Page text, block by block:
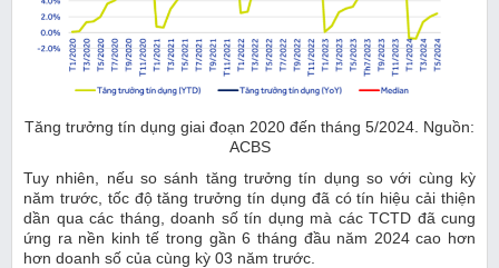
Tăng trưởng tín dụng giai đoạn 2020 đến tháng 5/2024. Nguồn:
ACBS
Tuy nhiên, nếu so sánh tăng trưởng tín dụng so với cùng kỳ
năm trước, tốc độ tăng trưởng tín dụng đã có tín hiệu cải thiện
dần qua các tháng, doanh số tín dụng mà các TCTD đã cung
ứng ra nền kinh tế trong gần 6 tháng đầu năm 2024 cao hơn
hơn doanh số của cùng kỳ 03 năm trước.